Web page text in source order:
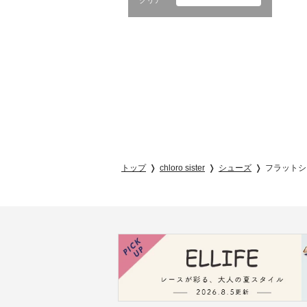
トップ chloro sister シューズ フラット